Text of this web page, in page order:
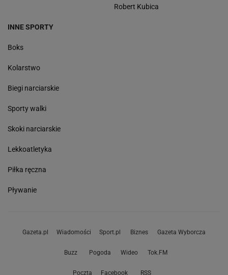
Robert Kubica
INNE SPORTY
Boks
Kolarstwo
Biegi narciarskie
Sporty walki
Skoki narciarskie
Lekkoatletyka
Piłka ręczna
Pływanie
Gazeta.pl Wiadomości Sport.pl Biznes Gazeta Wyborcza
Buzz Pogoda Wideo Tok.FM
Poczta Facebook RSS